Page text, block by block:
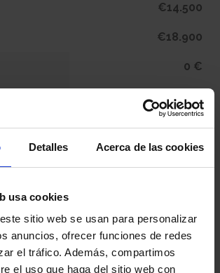
Detalles Acerca de las cookies
usa cookies
sitio web se usan para personalizar
anuncios, ofrecer funciones de redes
el tráfico. Además, compartimos
el uso que haga del sitio web con
€14.500
€18.900
0 €
0 €
299.200 €